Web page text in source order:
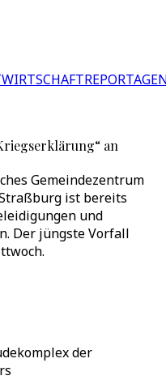
WIRTSCHAFT
an
Gemeindezentrum
ist bereits
und
Der jüngste Vorfall
der